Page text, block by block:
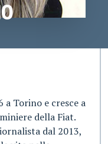
a Torino e cresce a
della Fiat.
dal 2013,